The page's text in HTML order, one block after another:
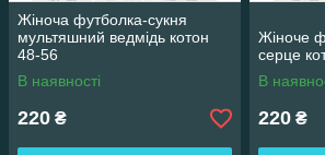
Жіноча футболка-сукня
мультяшний ведмідь котон
48-56
В наявності
220 ₴
Жіноче
серце
В
220 ₴